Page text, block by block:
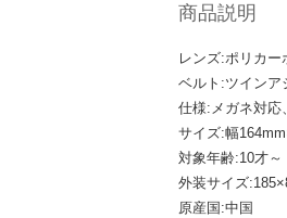
商品説明
レンズ:ポリカ
ベルト:ツインア
仕様:メガネ対応
サイズ:幅
対象年齢:10才～
外装サイズ
原産国:中国